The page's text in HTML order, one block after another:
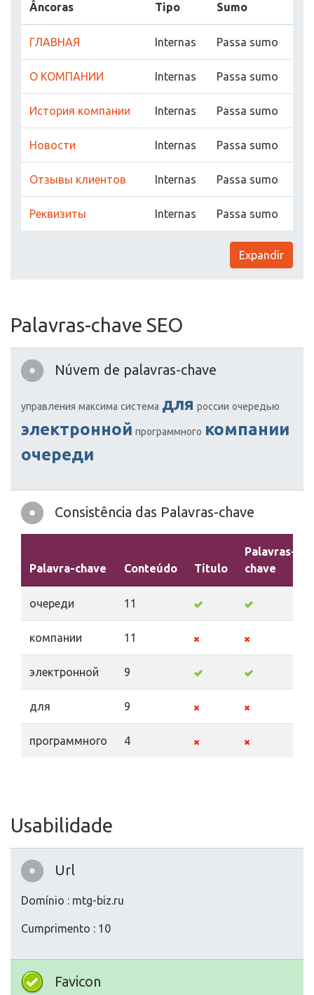
Âncoras Tipo Sumo
ГЛАВНАЯ Internas Passa sumo
О КОМПАНИИ Internas Passa sumo
История компании Internas Passa sumo
Новости Internas Passa sumo
Отзывы клиентов Internas Passa sumo
Реквизиты Internas Passa sumo
Expandir
Palavras-chave SEO
Núvem de palavras-chave
управления максима система для россии очередью
электронной программного компании
очереди
Consistência das Palavras-chave
Palavra-chave Conteúdo Título
Palavras-
chave
очереди 11
компании 11
электронной 9
для 9
программного 4
Usabilidade
Url
Domínio : mtg-biz.ru
Cumprimento : 10
Favicon